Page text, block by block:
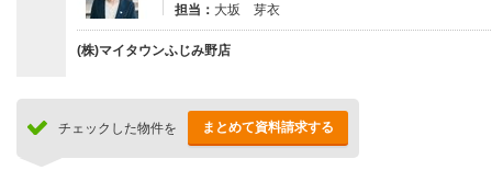
担当： 大坂 芽衣
(株)マイタウンふじみ野店
チェックした物件を まとめて資料請求する